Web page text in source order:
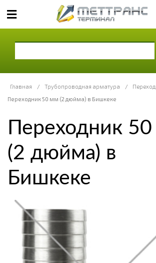
Главная / Трубопроводная арматура /
Переходник 50 мм (2 дюйма) в Бишкеке
Переходник
(2 дюйма) в
Бишкеке